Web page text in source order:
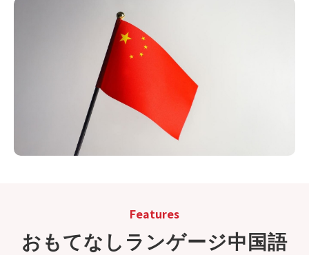
Features
おもてなしランゲージ中国語